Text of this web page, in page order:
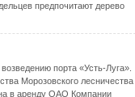
предпочитают дерево
порта «Усть-Луга».
Морозовского лесничества
в аренду ОАО Компании